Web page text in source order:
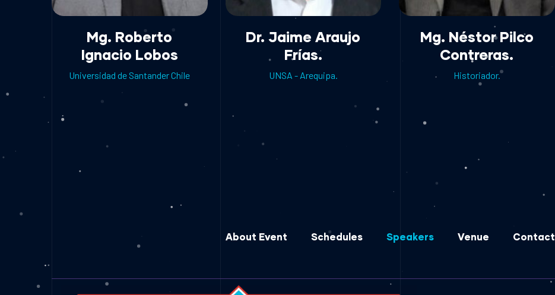
Mg. Roberto
Ignacio Lobos
Universidad de Santander Chile
Dr. Jaime Araujo
Frías.
UNSA - Arequipa.
Mg. Néstor Pilco
Contreras.
Historiador.
About Event Schedules Speakers Venue Contact